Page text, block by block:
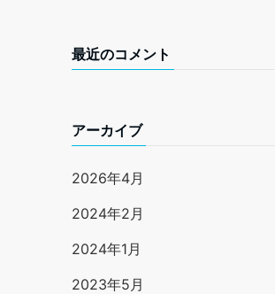
最近のコメント
アーカイブ
2026年4月
2024年2月
2024年1月
2023年5月